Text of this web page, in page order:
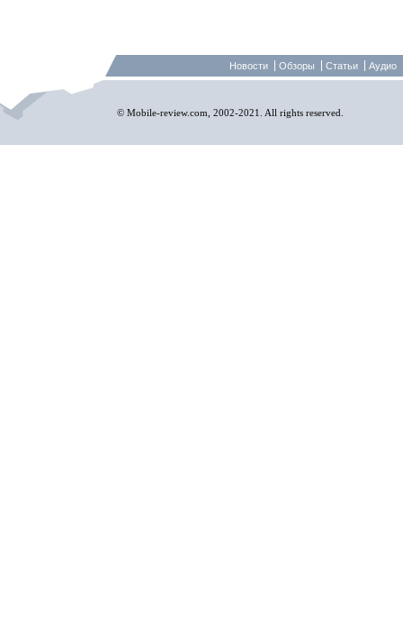
Новости Обзоры Статьи Аудио
© Mobile-review.com, 2002-2021. All rights reserved.